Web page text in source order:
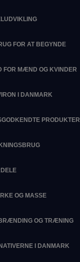
FOR AT BEGYNDE
FOR MÆND OG KVINDER
I DANMARK
PRODUKTER
OG MASSE
OG TRÆNING
I DANMARK